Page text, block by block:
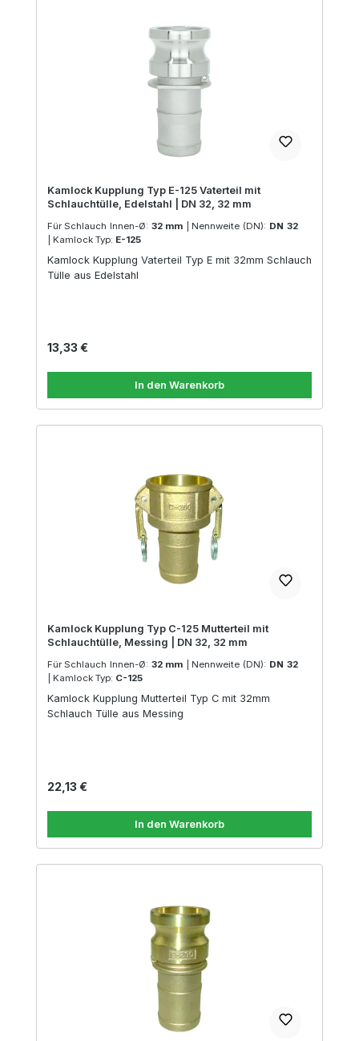
Kamlock Kupplung Typ E-125 Vaterteil mit
Schlauchtülle, Edelstahl | DN 32, 32 mm
Für Schlauch Innen-Ø: 32 mm Nennweite (DN): DN 32
Kamlock Typ: E-125
Kamlock Kupplung Vaterteil Typ E mit 32mm Schlauch
Tülle aus Edelstahl
Regulärer Preis:
13,33 €
In den Warenkorb
Kamlock Kupplung Typ C-125 Mutterteil mit
Schlauchtülle, Messing | DN 32, 32 mm
Für Schlauch Innen-Ø: 32 mm Nennweite (DN): DN 32
Kamlock Typ: C-125
Kamlock Kupplung Mutterteil Typ C mit 32mm
Schlauch Tülle aus Messing
Regulärer Preis:
22,13 €
In den Warenkorb